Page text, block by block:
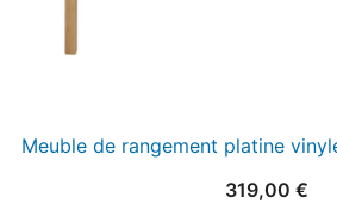
Meuble de rangement platine
319,00 €